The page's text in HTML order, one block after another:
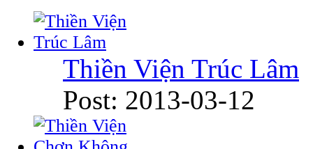
Thiền Viện Trúc Lâm
Post: 2013-03-12